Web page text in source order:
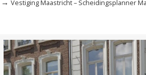
→ Vestiging Maastricht – Scheidingsplanner